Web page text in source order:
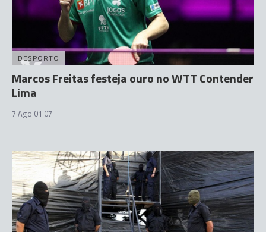
DESPORTO
Marcos Freitas festeja ouro no WTT Contender
Lima
7 Ago 01:07